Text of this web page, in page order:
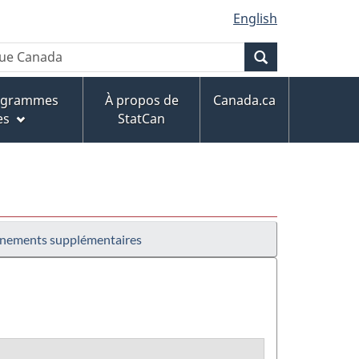
English
À propos de
StatCan
Canada.ca
supplémentaires